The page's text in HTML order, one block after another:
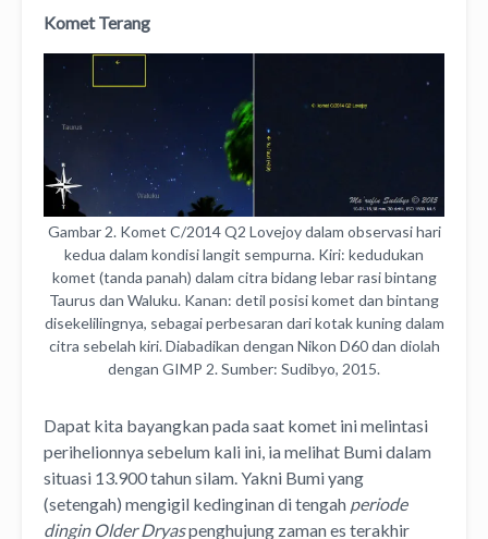
Komet Terang
Gambar 2. Komet C/2014 Q2 Lovejoy dalam observasi hari
kedua dalam kondisi langit sempurna. Kiri: kedudukan
komet (tanda panah) dalam citra bidang lebar rasi bintang
Taurus dan Waluku. Kanan: detil posisi komet dan bintang
disekelilingnya, sebagai perbesaran dari kotak kuning dalam
citra sebelah kiri. Diabadikan dengan Nikon D60 dan diolah
dengan GIMP 2. Sumber: Sudibyo, 2015.
Dapat kita bayangkan pada saat komet ini melintasi
perihelionnya sebelum kali ini, ia melihat Bumi dalam
situasi 13.900 tahun silam. Yakni Bumi yang
(setengah) mengigil kedinginan di tengah periode
dingin Older Dryaspenghujung zaman es terakhir